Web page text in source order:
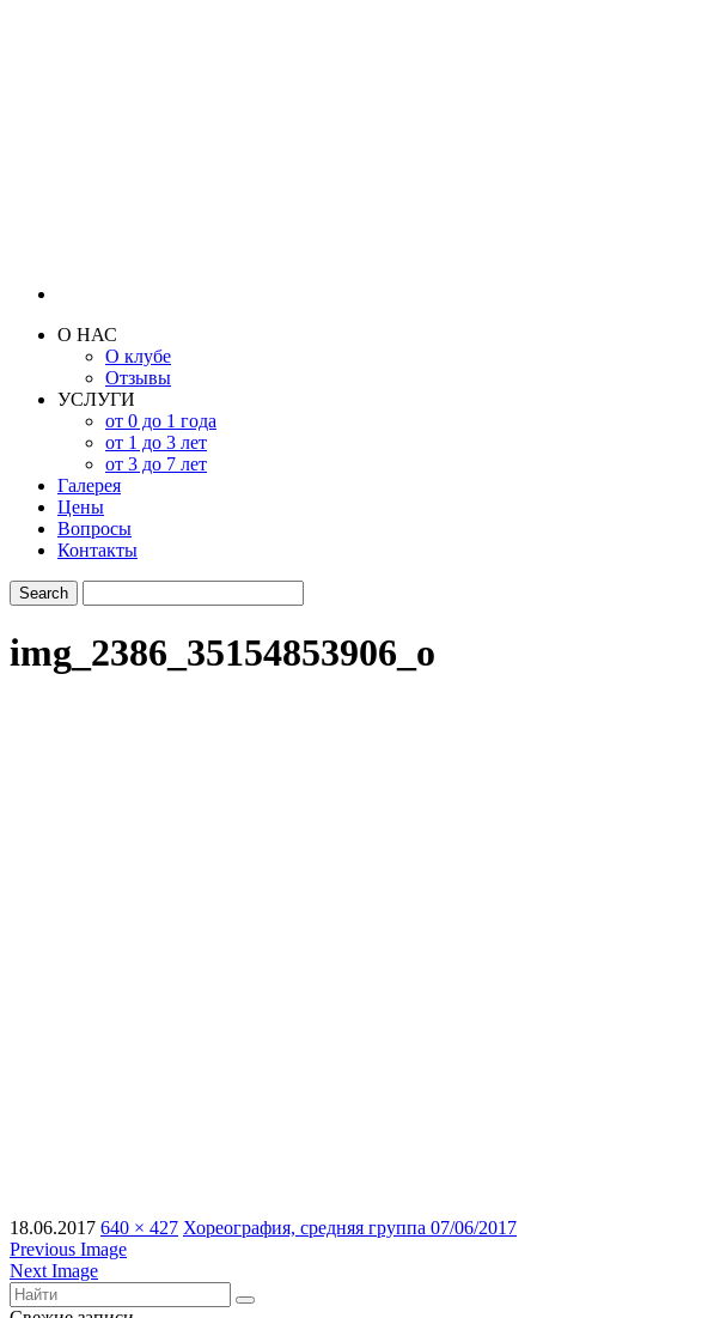
О НАС
О клубе
Отзывы
УСЛУГИ
от 0 до 1 года
от 1 до 3 лет
от 3 до 7 лет
Галерея
Цены
Вопросы
Контакты
img_2386_35154853906_o
18.06.2017 640 × 427 Хореография, средняя группа 07/06/2017
Previous Image
Next Image